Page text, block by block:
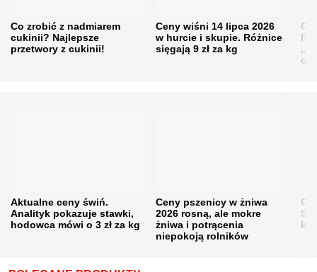
Co zrobić z nadmiarem
cukinii? Najlepsze
przetwory z cukinii!
Ceny wiśni 14 lipca 2026
w hurcie i skupie. Różnice
sięgają 9 zł za kg
Aktualne ceny świń.
Analityk pokazuje stawki,
hodowca mówi o 3 zł za kg
Ceny pszenicy w żniwa
2026 rosną, ale mokre
żniwa i potrącenia
niepokoją rolników